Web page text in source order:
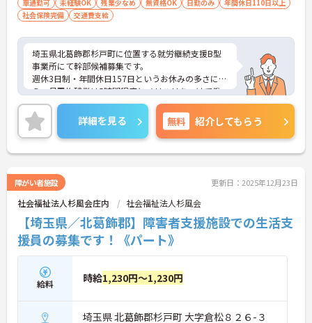
車通勤可 未経験OK 残業少なめ 無資格OK 日勤のみ
年間休日110日以上
社会保険完備
交通費支給
埼玉県北葛飾郡杉戸町に位置する就労継続支援B型
事業所にて幹部候補募集です。
週休3日制・年間休日157日というお休みの多さに加
え、月平均残業は5時間程度とメリハリをつけて働
ける環境です。
ご興味のある方には、面接対策ポイントなど、さら
に詳細をお話いたしますので、お気軽にご相談くだ
さい。
詳細を見る 無料 紹介してもらう
障がい者施設 更新日：2025年12月23日
社会福祉法人杉風会庄内 社会福祉法人杉風会
【埼玉県／北葛飾郡】障害者支援施設での生活支
援員の募集です！《パート》
給料 時給1,230円～1,230円
埼玉県 北葛飾郡杉戸町 大字倉松８２６-３